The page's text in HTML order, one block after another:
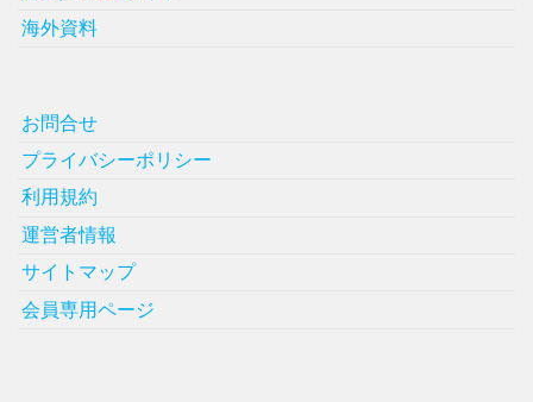
海外資料
お問合せ
プライバシーポリシー
利用規約
運営者情報
サイトマップ
会員専用ページ